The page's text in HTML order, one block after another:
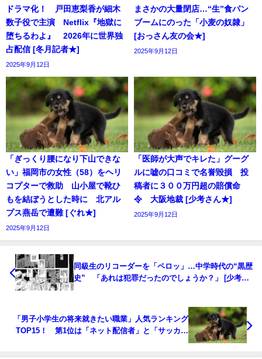
ドラマ化！ 戸田恵梨香が細木
数子役で主演 Netflix『地獄に
堕ちるわよ』 2026年に世界独
占配信 [冬月記者★]
2025年9月12日
まさかの大量閉店…“生”食パン
ブームにのった「小麦の奴隷」
[おっさん友の会★]
2025年9月12日
「ぎっくり腰になり下山できな
い」福岡市の女性（58）をヘリ
コプターで救助 山小屋で靴ひ
もを結ぼうとした時に 北アル
プス燕岳で遭難 [ぐれ★]
2025年9月12日
「医師が大声でキレた」グーグ
ルに嘘の口コミで名誉毀損 投
稿者に３００万円超の賠償命
令 大阪地裁 [少考さん★]
2025年9月12日
同級生のリコーダーを「ペロッ」…中学時代の“黒歴
史” 「あれは犯罪だったのでしょうか？」 [少考さ
「男子小学生の将来就きたい職業」人気ランキング
TOP15！ 第1位は「ネット配信者」と「サッカー